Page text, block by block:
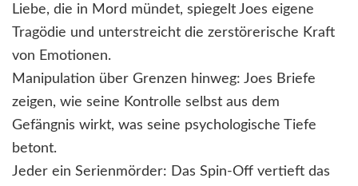
Liebe, die in Mord mündet, spiegelt Joes eigene
Tragödie und unterstreicht die zerstörerische Kraft
von Emotionen.
Manipulation über Grenzen hinweg: Joes Briefe
zeigen, wie seine Kontrolle selbst aus dem
Gefängnis wirkt, was seine psychologische Tiefe
betont.
Jeder ein Serienmörder: Das Spin-Off vertieft das